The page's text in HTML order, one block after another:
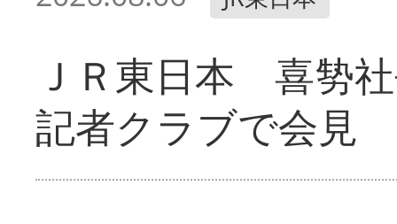
ＪＲ東日本 喜㔟
記者クラブで会見